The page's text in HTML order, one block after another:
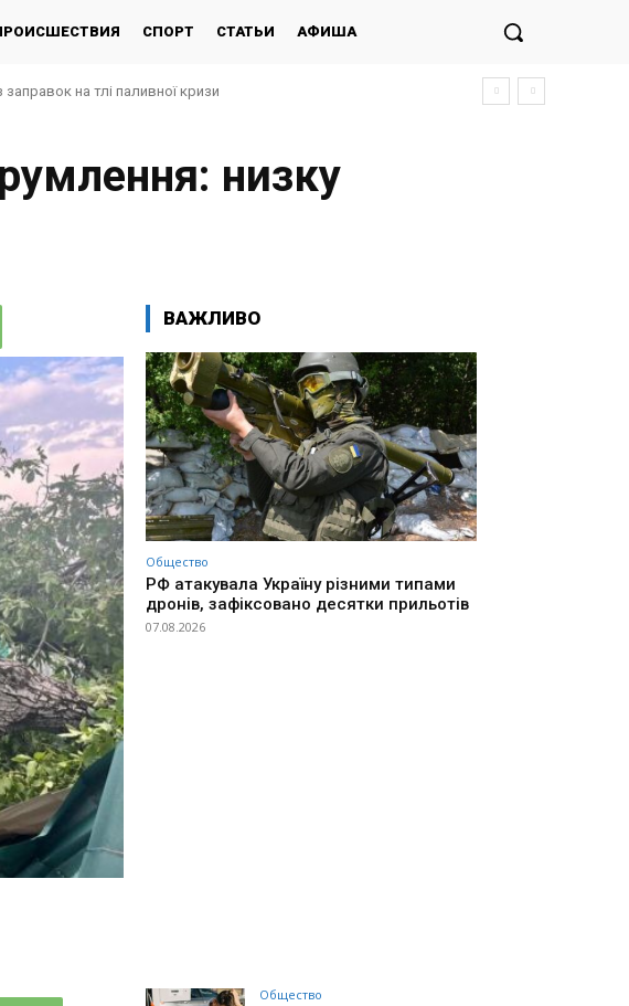
СПОРТ СТАТЬИ АФИША
на тлі паливної кризи
низку
ВАЖЛИВО
Общество
РФ атакувала Україну різними типами
дронів, зафіксовано десятки прильотів
07.08.2026
Общество